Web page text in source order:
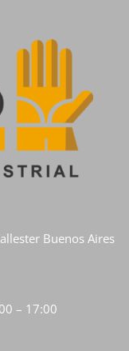
Buenos Aires
– 17:00